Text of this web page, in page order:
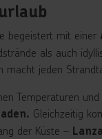
begeistert mit einer
als auch
macht jeden
Temperaturen
Gleichzeitig
der Küste –